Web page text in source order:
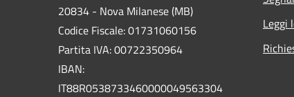
20834 - Nova Milanese (MB)
Codice Fiscale: 01731060156
Partita IVA: 00722350964
IBAN:
IT88R0538733460000049563304
Leggi